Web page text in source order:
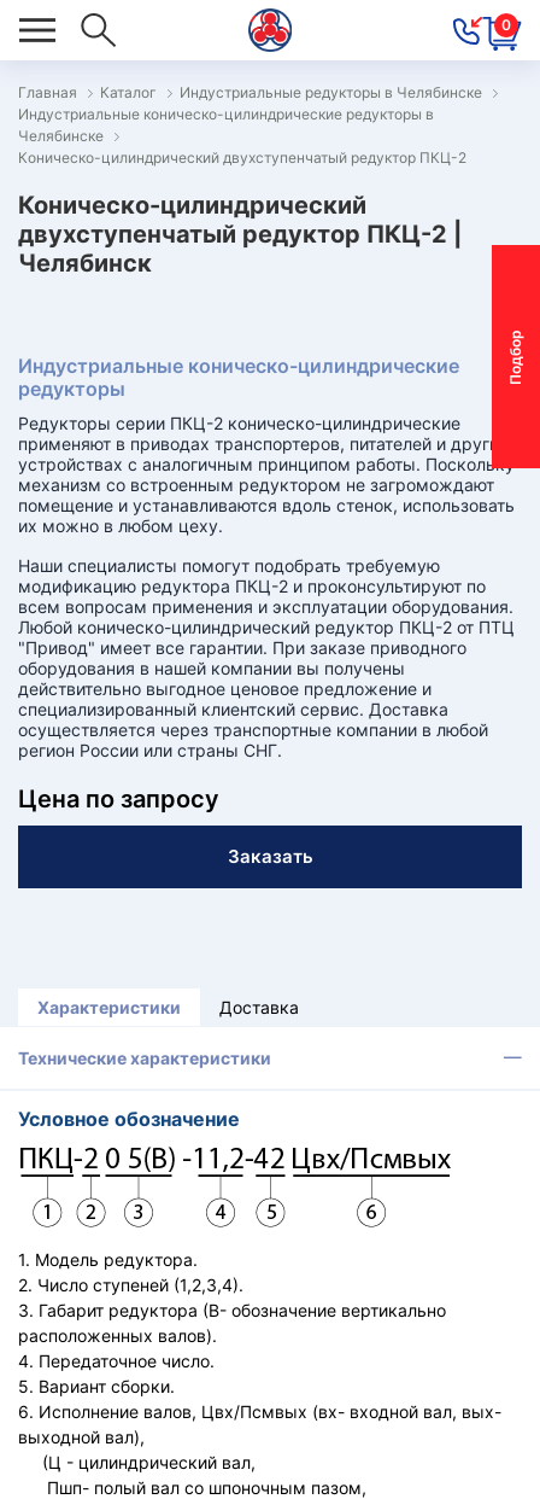
0
П
о
д
б
о
р
м
о
т
о
р
-
р
е
д
у
к
т
о
р
Главная Каталог
Индустриальные редукторы в Челябинске
Индустриальные коническо-цилиндрические редукторы в
Челябинске
Коническо-цилиндрический двухступенчатый редуктор ПКЦ-2
Коническо-цилиндрический
двухступенчатый редуктор ПКЦ-2 |
Челябинск
Индустриальные коническо-цилиндрические
редукторы
Редукторы серии ПКЦ-2 коническо-цилиндрические
применяют в приводах транспортеров, питателей и других
устройствах с аналогичным принципом работы. Поскольку
механизм со встроенным редуктором не загромождают
помещение и устанавливаются вдоль стенок, использовать
их можно в любом цеху.
Наши специалисты помогут подобрать требуемую
модификацию редуктора ПКЦ-2 и проконсультируют по
всем вопросам применения и эксплуатации оборудования.
Любой коническо-цилиндрический редуктор ПКЦ-2 от ПТЦ
"Привод" имеет все гарантии. При заказе приводного
оборудования в нашей компании вы получены
действительно выгодное ценовое предложение и
специализированный клиентский сервис. Доставка
осуществляется через транспортные компании в любой
регион России или страны СНГ.
Цена по запросу
Заказать
Характеристики Доставка
Технические характеристики
Условное обозначение
1. Модель редуктора.
2. Число ступеней (1,2,3,4).
3. Габарит редуктора (В- обозначение вертикально
расположенных валов).
4. Передаточное число.
5. Вариант сборки.
6. Исполнение валов, Цвх/Псмвых (вх- входной вал, вых-
выходной вал),
(Ц - цилиндрический вал,
Пшп- полый вал со шпоночным пазом,